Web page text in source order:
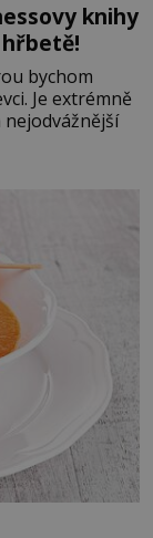
knihy
bychom
Je extrémně